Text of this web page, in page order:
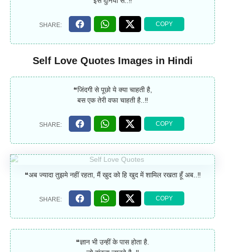
Self Love Quotes Images in Hindi
❝जिंदगी से पूछो ये क्या चाहती है,
बस एक तेरी वफा चाहती है..‼
❝अब ज्यादा तुझमे नहीं रहता, मैं खुद को हि खुद में शामिल रखता हूँ अब..‼
❝ज्ञान भी उन्हीं के पास होता है.